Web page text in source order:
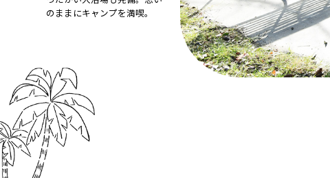
のままにキャンプを満喫。